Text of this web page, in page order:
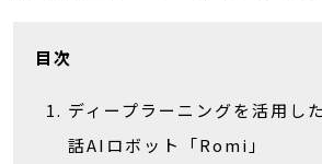
目次
ディープラーニングを活用し
話AIロボット「Romi」